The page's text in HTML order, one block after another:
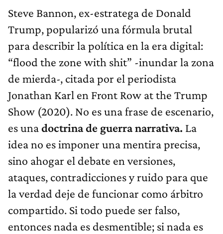
Steve Bannon, ex-estratega de Donald
Trump, popularizó una fórmula brutal
para describir la política en la era digital:
“flood the zone with shit” -inundar la zona
de mierda-, citada por el periodista
Jonathan Karl en Front Row at the Trump
Show (2020). No es una frase de escenario,
es unadoctrina de guerra narrativa. La
idea no es imponer una mentira precisa,
sino ahogar el debate en versiones,
ataques, contradicciones y ruido para que
la verdad deje de funcionar como árbitro
compartido. Si todo puede ser falso,
entonces nada es desmentible; si nada es